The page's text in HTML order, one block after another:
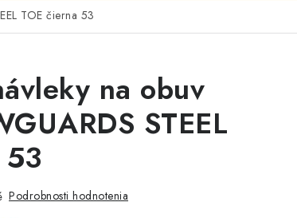
TOE čierna 53
na obuv
STEEL
Podrobnosti hodnotenia